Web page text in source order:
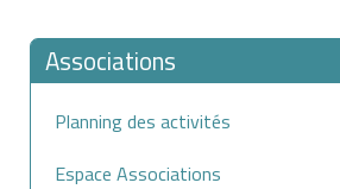
Associations
Planning des activités
Espace Associations